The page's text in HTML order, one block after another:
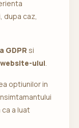
dupa caz,
GDPR si
ului.
optiunilor in
a luat